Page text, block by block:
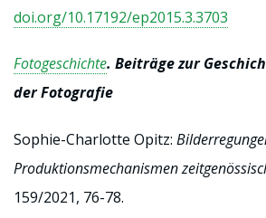
doi.org/10.17192/ep2015.3.3703
Fotogeschichte. Beiträge zur
der Fotografie
Sophie-Charlotte Opitz:
Produktionsmechanismen
159/2021, 76-78.